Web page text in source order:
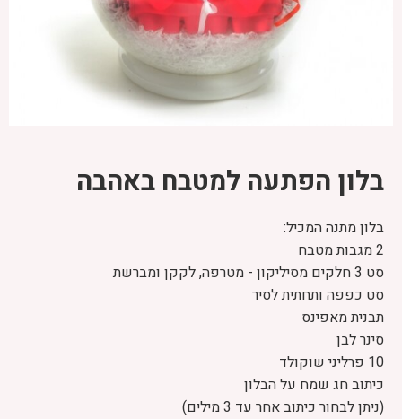
בלון הפתעה למטבח באהבה
בלון מתנה המכיל:
2 מגבות מטבח
סט 3 חלקים מסיליקון - מטרפה, לקקן ומברשת
סט כפפה ותחתית לסיר
תבנית מאפינס
סינר לבן
10 פרליני שוקולד
כיתוב חג שמח על הבלון
(ניתן לבחור כיתוב אחר עד 3 מילים)